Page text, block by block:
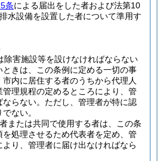
条による届出をした者および法第10
水設備を設置した者について準用す
除害施設等を設けなければならない
きは、この条例に定める一切の事
内に居住する者のうちから代理人
理規程の定めるところにより、管
らない。 ただし、管理者が特に認
ない。
または共同で使用する者は、この条
処理させるため代表者を定め、管
り、管理者に届け出なければなら